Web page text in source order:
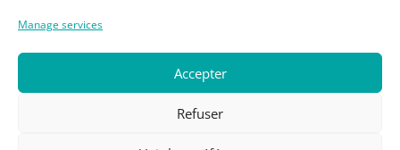
Manage services
Accepter
Refuser
Legal Information
Terms & Conditions